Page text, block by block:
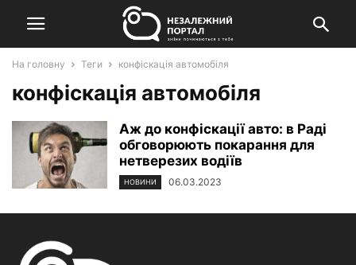
На головну Теги конфіскація автомобіля
конфіскація автомобіля
Аж до конфіскації авто: в Раді
обговорюють покарання для
нетверезих водіїв
НОВИНИ 06.03.2023